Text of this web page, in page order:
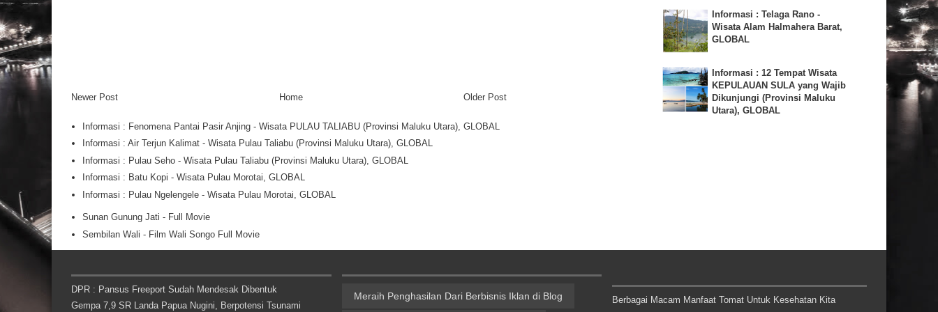
Newer Post Older Post
Home
Informasi : Fenomena Pantai Pasir Anjing - Wisata PULAU TALIABU (Provinsi Maluku Utara), GLOBAL
Informasi : Air Terjun Kalimat - Wisata Pulau Taliabu (Provinsi Maluku Utara), GLOBAL
Informasi : Pulau Seho - Wisata Pulau Taliabu (Provinsi Maluku Utara), GLOBAL
Informasi : Batu Kopi - Wisata Pulau Morotai, GLOBAL
Informasi : Pulau Ngelengele - Wisata Pulau Morotai, GLOBAL
Sunan Gunung Jati - Full Movie
Sembilan Wali - Film Wali Songo Full Movie
Informasi : Telaga Rano -
Wisata Alam Halmahera Barat,
GLOBAL
Informasi : 12 Tempat Wisata
KEPULAUAN SULA yang Wajib
Dikunjungi (Provinsi Maluku
Utara), GLOBAL
DPR : Pansus Freeport Sudah Mendesak Dibentuk
Gempa 7,9 SR Landa Papua Nugini, Berpotensi Tsunami
Meraih Penghasilan Dari Berbisnis Iklan di Blog
Berbagai Macam Manfaat Tomat Untuk Kesehatan Kita